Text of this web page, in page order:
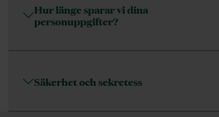
Hur länge sparar vi dina
personuppgifter?
Säkerhet och sekretess